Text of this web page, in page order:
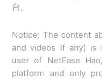
台。
Notice: The content
and videos if any) is
user of NetEase
platform and only